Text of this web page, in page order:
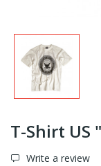
T-Shirt US
Write a review